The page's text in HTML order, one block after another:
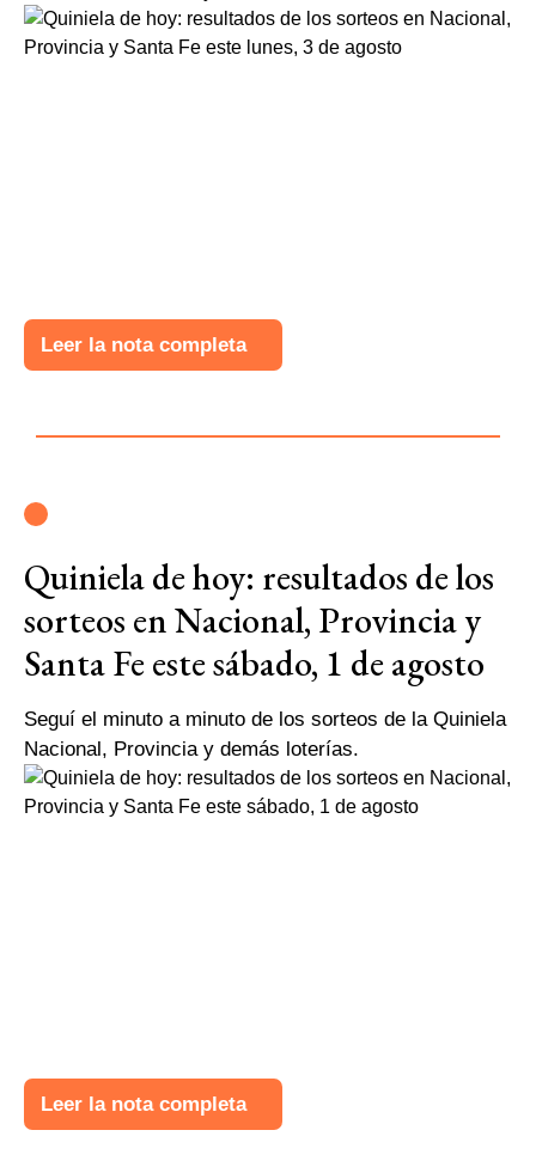
Leer la nota completa
Quiniela de hoy: resultados de los
sorteos en Nacional, Provincia y
Santa Fe este sábado, 1 de agosto
Seguí el minuto a minuto de los sorteos de la Quiniela
Nacional, Provincia y demás loterías.
Leer la nota completa